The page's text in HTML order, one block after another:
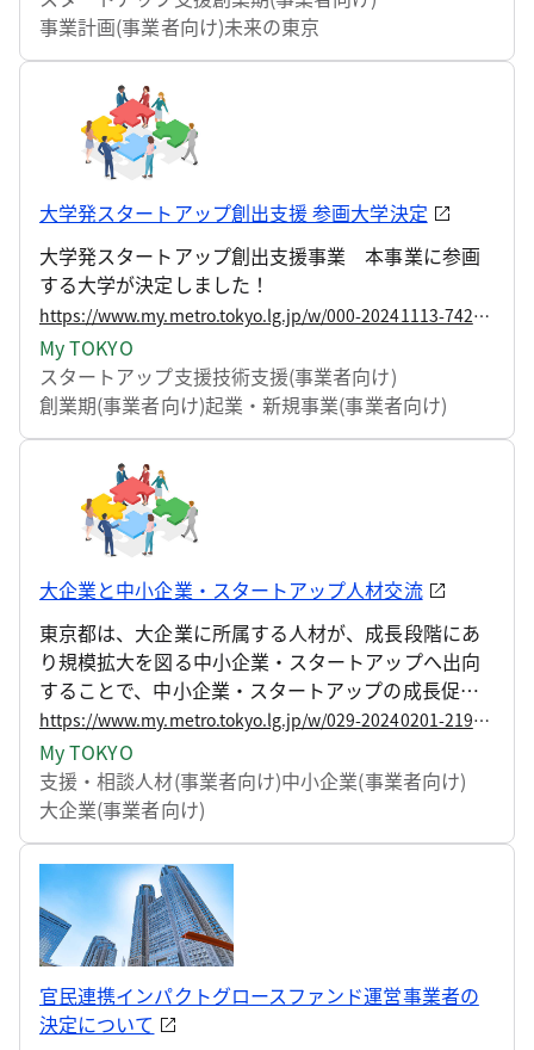
ールモデルとなるような課題解決型のスタートアッ
事業計画(事業者向け)未来の東京
大学発スタートアップ創出支援 参画大学決定
大学発スタートアップ創出支援事業 本事業に参画
する大学が決定しました！
https://www.my.metro.tokyo.lg.jp/w/000-20241113-74287325
My TOKYO
スタートアップ支援技術支援(事業者向け)
創業期(事業者向け)起業・新規事業(事業者向け)
大企業と中小企業・スタートアップ人材交流
東京都は、大企業に所属する人材が、成長段階にあ
り規模拡大を図る中小企業・スタートアップへ出向
することで、中小企業・スタートアップの成長促進
を図るとともに、大企業の人材育成を支援する事業
を実施しています。
https://www.my.metro.tokyo.lg.jp/w/029-20240201-21970641
My TOKYO
支援・相談人材(事業者向け)中小企業(事業者向け)
大企業(事業者向け)
官民連携インパクトグロースファンド運営事業者の
決定について